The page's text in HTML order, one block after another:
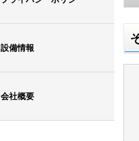
設備情報
会社概要